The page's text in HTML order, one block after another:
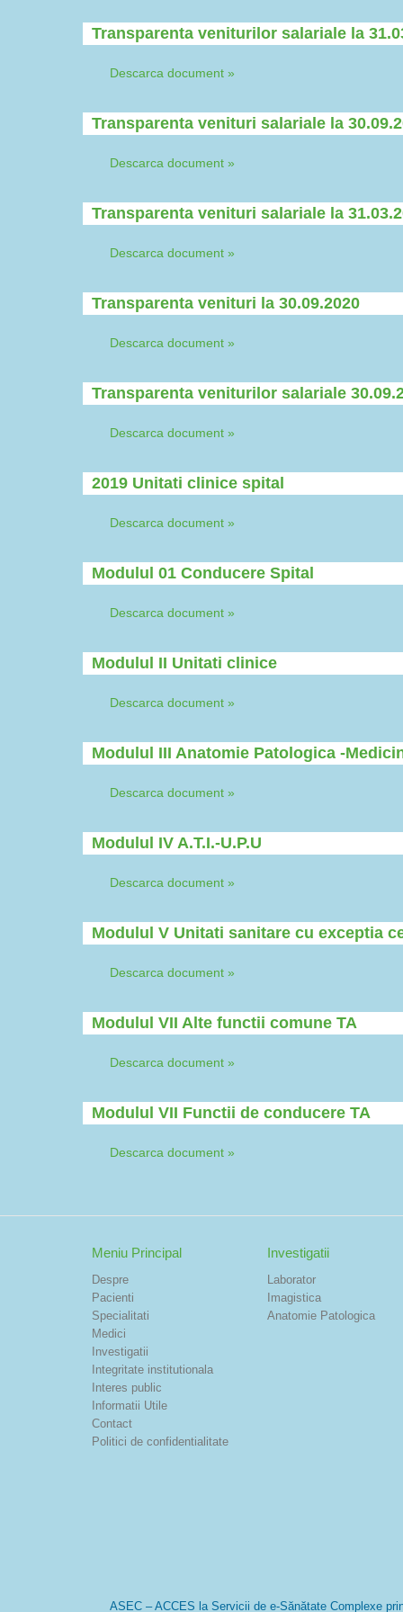
Transparenta veniturilor salariale la
Descarca document »
Transparenta venituri salariale la
Descarca document »
Transparenta venituri salariale la
Descarca document »
Transparenta venituri la 30.09.2020
Descarca document »
Transparenta veniturilor salariale
Descarca document »
2019 Unitati clinice spital
Descarca document »
Modulul 01 Conducere Spital
Descarca document »
Modulul II Unitati clinice
Descarca document »
Modulul III Anatomie Patologica -
Descarca document »
Modulul IV A.T.I.-U.P.U
Descarca document »
Modulul V Unitati sanitare cu exceptia
Descarca document »
Modulul VII Alte functii comune TA
Descarca document »
Modulul VII Functii de conducere TA
Descarca document »
Meniu Principal
Despre
Pacienti
Specialitati
Medici
Investigatii
Integritate institutionala
Interes public
Informatii Utile
Contact
Politici de confidentialitate
Investigatii
Laborator
Imagistica
Anatomie Patologica
ASEC – ACCES la Servicii de e-Sănătate Complexe